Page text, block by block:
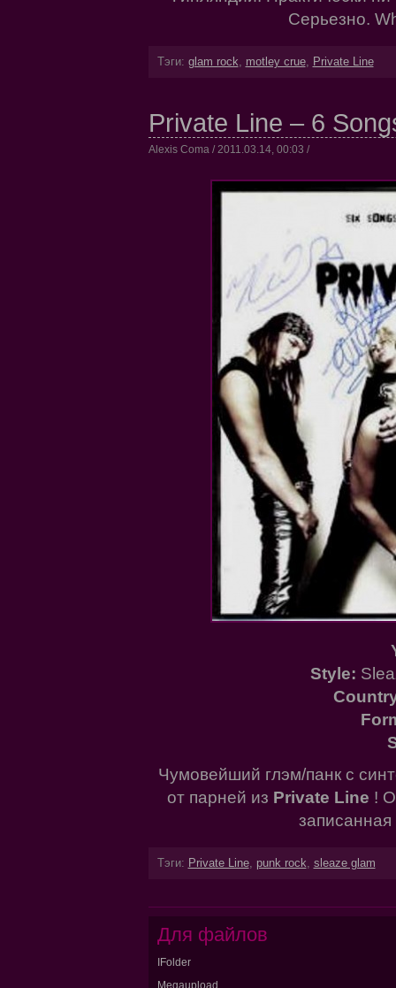
Серьезно.
Тэги: glam rock, motley crue, Private Line
Private Line – 6
Alexis Coma / 2011.03.14, 00:03 /
Style:
Чумовейший глэм/панк с
от парней из Private Line !
Тэги: Private Line, punk rock, sleaze glam
Для файлов
IFolder
Megaupload